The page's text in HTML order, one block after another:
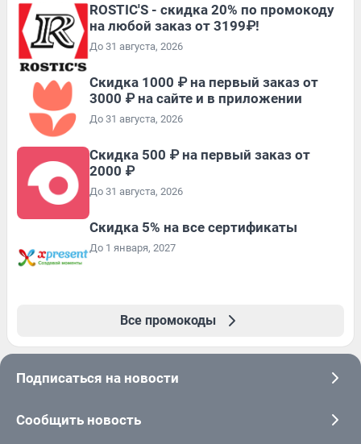
ROSTIC'S - скидка 20% по промокоду
на любой заказ от 3199₽!
До 31 августа, 2026
Скидка 1000 ₽ на первый заказ от
3000 ₽ на сайте и в приложении
До 31 августа, 2026
Скидка 500 ₽ на первый заказ от
2000 ₽
До 31 августа, 2026
Скидка 5% на все сертификаты
До 1 января, 2027
Все промокоды
Подписаться на новости
Сообщить новость